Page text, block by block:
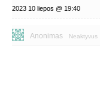
2023 10 liepos @ 19:40
Anonimas Neaktyvus